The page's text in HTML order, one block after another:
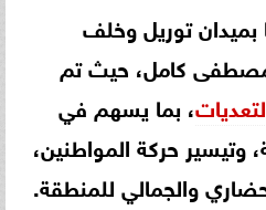
بميدان توريل وخلف
مصطفى كامل، حيث تم
، بما يسهم في
وتيسير حركة المواطنين،
والجمالي للمنطقة.